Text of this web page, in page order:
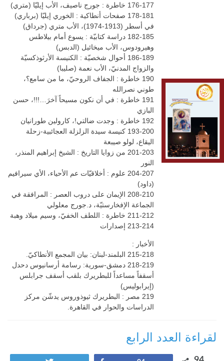
176-177 خاطرة : جورج ناصيف، الأب إيليّا (متري)
178-181 صفحات أنطاكية : الخوري إيليّا (برباري)
في أسطر (1913-1974)، الأب متري (جرداق)
182-185 دراسة كتابيّة : يسوع أمام بيلاطس
وهيرودوس، الأب ميخائيل (الدبس)
186-189 أحوال شخصيّة : الكنيسة الأرثوذكسيّة
والزواج المدنيّ، الأب نعمة (صليبا)
190 خاطرة : الجفاف الروحيّ، ما من سامع؟،
طوني نصرالله
191 خاطرة : في أن نكون مسيحاً آخرَ…!!!، حسن
البازي
192 خاطرة : وجدت ضالتي!، كارولين طورانيان
193-200 كنيسة سيدة الزلزلة العجائبية-زحلة
اليقاع، لولو صيبعة
201-203 من زوايا التاريخ : الشيخ إبراهيم المنذر،
النور
204-207 علوم : أخلاقيّات عم الأحياء، الأي سيرافيم
(داود)
208-210 الإيمان على دروب العصر : المرافقة في
الجماعة الإفخارستيّة، د.جورج معلولي
211-212 خاطرة : اللطف الخفيّ، وسيم ميلاد وهبة
213-214 إصدارات
الأخبار :
215-218 البلمند-لبنان: بيان المجمع الأنطاكيّ.
218-219 دمشق-سورية: رسامة أرسانيوس دحدل
أسقفاً مساعداً للبطريرك بلقب أسقف جرابلس
(إيرابوليس)
219 مصر : البطريرك ثيوذوروس يدشّن مركز
الدراسات والحوار في القاهرة.
لقراءة العدد الرابع